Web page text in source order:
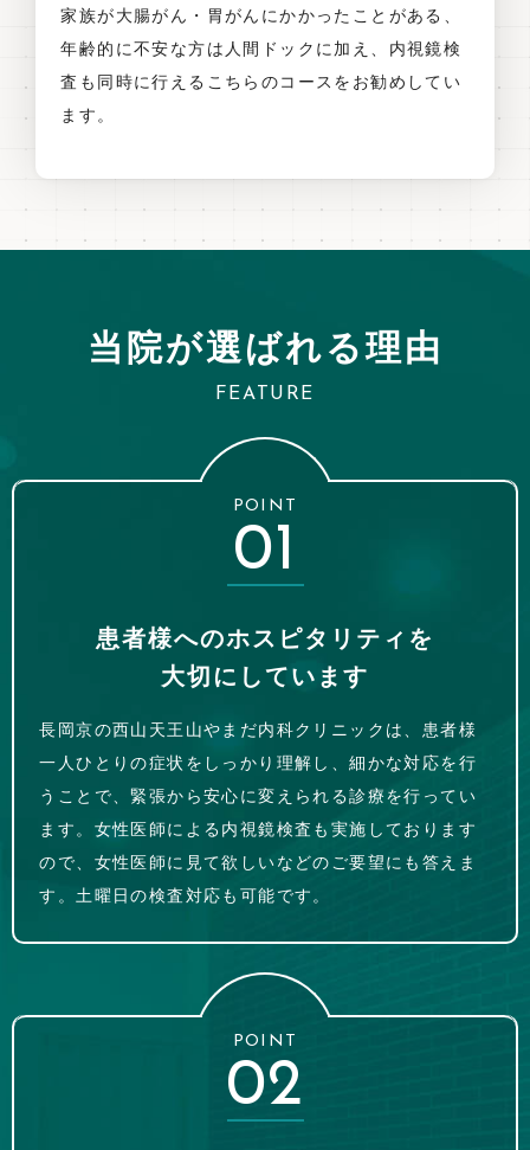
家族が大腸がん・胃がんにかかったことがある、
年齢的に不安な方は人間ドックに加え、内視鏡検
査も同時に行えるこちらのコースをお勧めしてい
ます。
当院が選ばれる理由
FEATURE
POINT
01
患者様へのホスピタリティを
大切にしています
長岡京の西山天王山やまだ内科クリニックは、患者様
一人ひとりの症状をしっかり理解し、細かな対応を行
うことで、緊張から安心に変えられる診療を行ってい
ます。女性医師による内視鏡検査も実施しております
ので、女性医師に見て欲しいなどのご要望にも答えま
す。土曜日の検査対応も可能です。
POINT
02